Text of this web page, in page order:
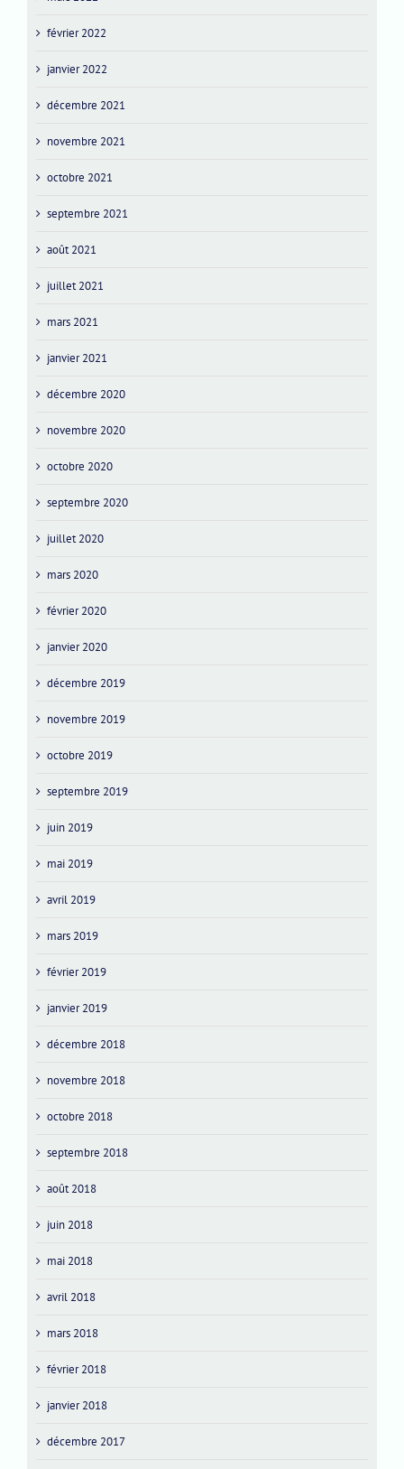
février 2022
janvier 2022
décembre 2021
novembre 2021
octobre 2021
septembre 2021
août 2021
juillet 2021
mars 2021
janvier 2021
décembre 2020
novembre 2020
octobre 2020
septembre 2020
juillet 2020
mars 2020
février 2020
janvier 2020
décembre 2019
novembre 2019
octobre 2019
septembre 2019
juin 2019
mai 2019
avril 2019
mars 2019
février 2019
janvier 2019
décembre 2018
novembre 2018
octobre 2018
septembre 2018
août 2018
juin 2018
mai 2018
avril 2018
mars 2018
février 2018
janvier 2018
décembre 2017